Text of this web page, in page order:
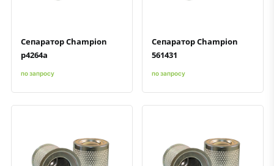
Сепаратор Champion
p4264a
по запросу
Сепаратор Champion
561431
по запросу